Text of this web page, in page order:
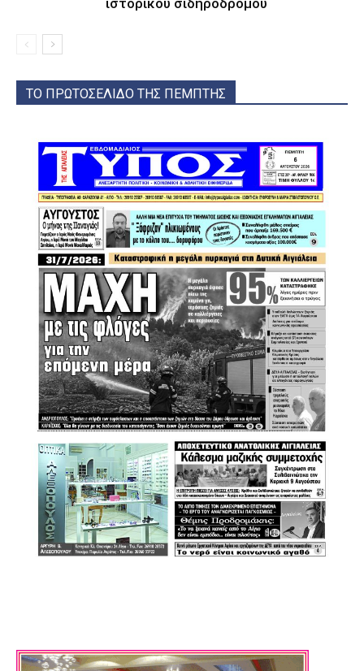
ιστορικού σιδηρόδρομου
ΤΟ ΠΡΩΤΟΣΕΛΙΔΟ ΤΗΣ ΠΕΜΠΤΗΣ